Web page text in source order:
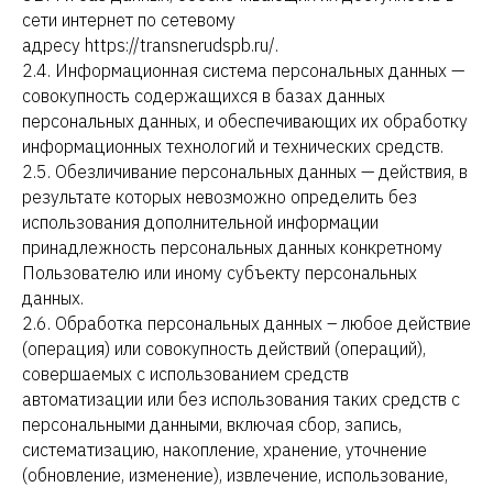
сети интернет по сетевому
адресу https://transnerudspb.ru/.
2.4. Информационная система персональных данных —
совокупность содержащихся в базах данных
персональных данных, и обеспечивающих их обработку
информационных технологий и технических средств.
2.5. Обезличивание персональных данных — действия, в
результате которых невозможно определить без
использования дополнительной информации
принадлежность персональных данных конкретному
Пользователю или иному субъекту персональных
данных.
2.6. Обработка персональных данных – любое действие
(операция) или совокупность действий (операций),
совершаемых с использованием средств
автоматизации или без использования таких средств с
персональными данными, включая сбор, запись,
систематизацию, накопление, хранение, уточнение
(обновление, изменение), извлечение, использование,